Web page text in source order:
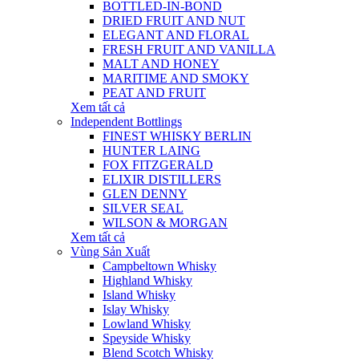
BOTTLED-IN-BOND
DRIED FRUIT AND NUT
ELEGANT AND FLORAL
FRESH FRUIT AND VANILLA
MALT AND HONEY
MARITIME AND SMOKY
PEAT AND FRUIT
Xem tất cả
Independent Bottlings
FINEST WHISKY BERLIN
HUNTER LAING
FOX FITZGERALD
ELIXIR DISTILLERS
GLEN DENNY
SILVER SEAL
WILSON & MORGAN
Xem tất cả
Vùng Sản Xuất
Campbeltown Whisky
Highland Whisky
Island Whisky
Islay Whisky
Lowland Whisky
Speyside Whisky
Blend Scotch Whisky